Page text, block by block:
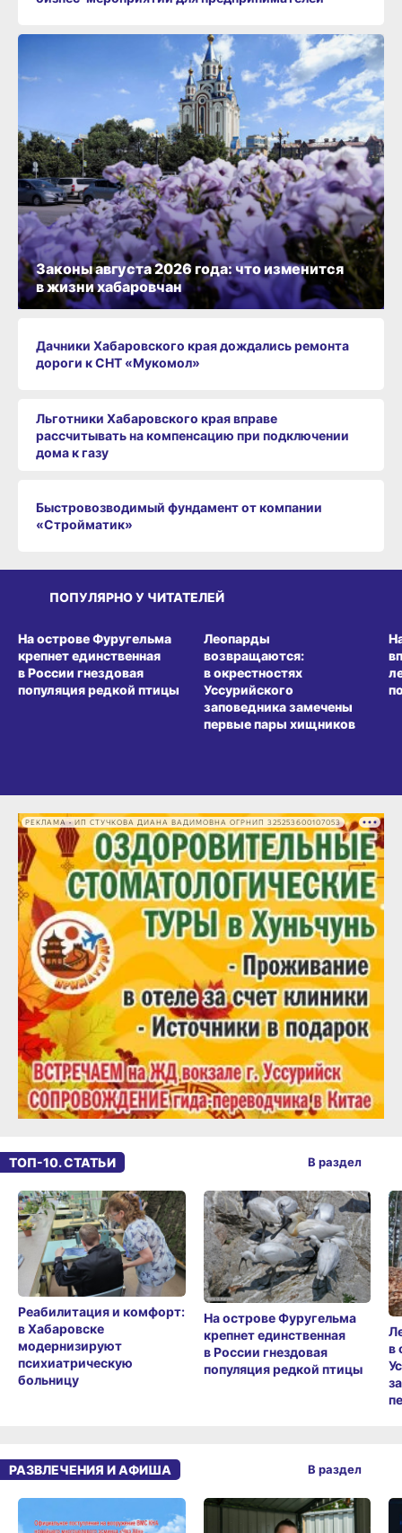
Дачники Хабаровского края дождались ремонта
дороги к СНТ «Мукомол»
Льготники Хабаровского края вправе
рассчитывать на компенсацию при подключении
дома к газу
Быстровозводимый фундамент от компании
«Стройматик»
Законы августа 2026 года: что изменится
в жизни хабаровчан
ПОПУЛЯРНО У ЧИТАТЕЛЕЙ
На острове Фуругельма
крепнет единственная
в России гнездовая
популяция редкой птицы
Леопарды
возвращаются:
в окрестностях
Уссурийского
заповедника замечены
первые пары хищников
РЕКЛАМА • ИП СТУЧКОВА ДИАНА ВАДИМОВНА ОГРНИП 325253600107053
ТОП-10. СТАТЬИ
Реабилитация и комфорт:
в Хабаровске
модернизируют
психиатрическую
больницу
На острове Фуругельма
крепнет единственная
в России гнездовая
популяция редкой птицы
в
В раздел
РАЗВЛЕЧЕНИЯ И АФИША В раздел